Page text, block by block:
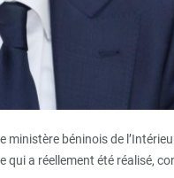
béninois de
a réellement été réalisé,